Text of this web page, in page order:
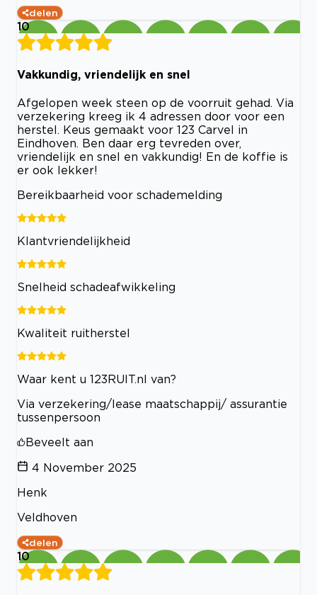
delen
10
Vakkundig, vriendelijk en snel
Afgelopen week steen op de voorruit gehad. Via
verzekering kreeg ik 4 adressen door voor een
herstel. Keus gemaakt voor 123 Carvel in
Eindhoven. Ben daar erg tevreden over,
vriendelijk en snel en vakkundig! En de koffie is
er ook lekker!
Bereikbaarheid voor schademelding
Klantvriendelijkheid
Snelheid schadeafwikkeling
Kwaliteit ruitherstel
Waar kent u 123RUIT.nl van?
Via verzekering/lease maatschappij/ assurantie
tussenpersoon
Beveelt aan
4 November 2025
Henk
Veldhoven
delen
10